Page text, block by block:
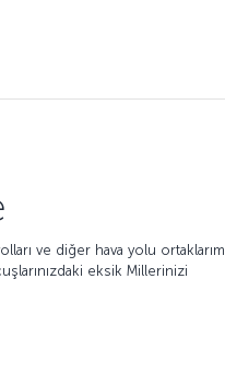
ve diğer hava yolu
eksik Millerinizi